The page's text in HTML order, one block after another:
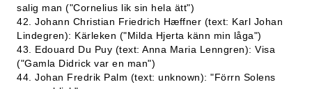
salig man ("Cornelius lik sin hela ätt")
42. Johann Christian Friedrich Hæffner (text: Karl Johan
Lindegren): Kärleken ("Milda Hjerta känn min låga")
43. Edouard Du Puy (text: Anna Maria Lenngren): Visa
("Gamla Didrick var en man")
44. Johan Fredrik Palm (text: unknown): "Förrn Solens